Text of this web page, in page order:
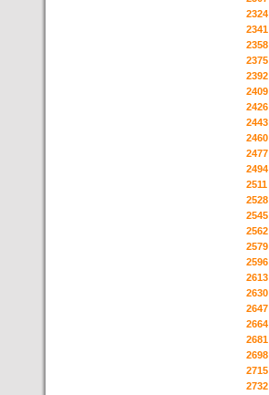
2324
2341
2358
2375
2392
2409
2426
2443
2460
2477
2494
2511
2528
2545
2562
2579
2596
2613
2630
2647
2664
2681
2698
2715
2732